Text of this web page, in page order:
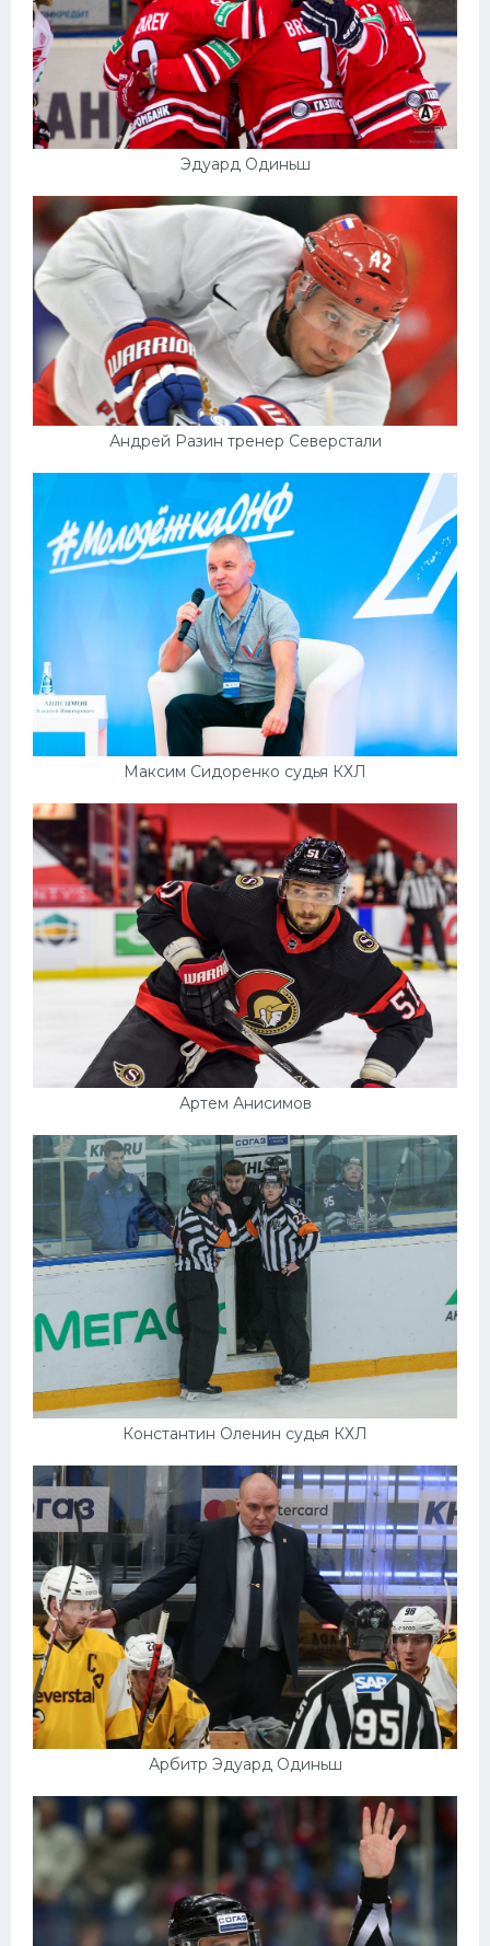
Эдуард Одиньш
Андрей Разин тренер Северстали
Максим Сидоренко судья КХЛ
Артем Анисимов
Константин Оленин судья КХЛ
Арбитр Эдуард Одиньш